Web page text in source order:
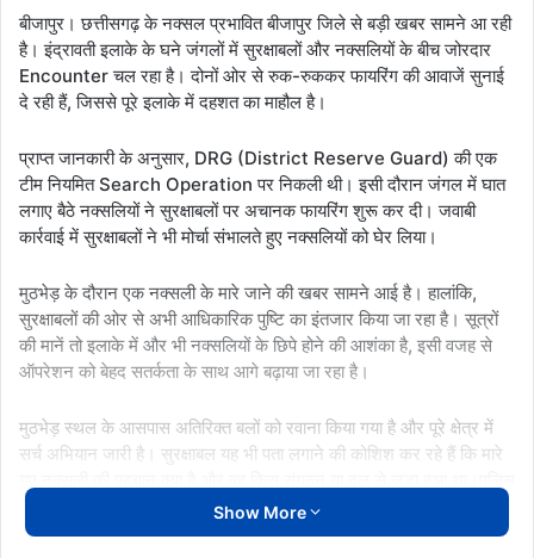
बीजापुर। छत्तीसगढ़ के नक्सल प्रभावित बीजापुर जिले से बड़ी खबर सामने आ रही
है। इंद्रावती इलाके के घने जंगलों में सुरक्षाबलों और नक्सलियों के बीच जोरदार
Encounter चल रहा है। दोनों ओर से रुक-रुककर फायरिंग की आवाजें सुनाई
दे रही हैं, जिससे पूरे इलाके में दहशत का माहौल है।
प्राप्त जानकारी के अनुसार, DRG (District Reserve Guard) की एक
टीम नियमित Search Operation पर निकली थी। इसी दौरान जंगल में घात
लगाए बैठे नक्सलियों ने सुरक्षाबलों पर अचानक फायरिंग शुरू कर दी। जवाबी
कार्रवाई में सुरक्षाबलों ने भी मोर्चा संभालते हुए नक्सलियों को घेर लिया।
मुठभेड़ के दौरान एक नक्सली के मारे जाने की खबर सामने आई है। हालांकि,
सुरक्षाबलों की ओर से अभी आधिकारिक पुष्टि का इंतजार किया जा रहा है। सूत्रों
की मानें तो इलाके में और भी नक्सलियों के छिपे होने की आशंका है, इसी वजह से
ऑपरेशन को बेहद सतर्कता के साथ आगे बढ़ाया जा रहा है।
मुठभेड़ स्थल के आसपास अतिरिक्त बलों को रवाना किया गया है और पूरे क्षेत्र में
सर्च अभियान जारी है। सुरक्षाबल यह भी पता लगाने की कोशिश कर रहे हैं कि मारे
अधिकारियों का कहना है कि नक्सलियों के खिलाफ चलाया जा रहा Anti-Naxal
Drive लगातार तेज किया जा रहा है। बस्तर संभाग में शांति और विकास के लिए
Show More